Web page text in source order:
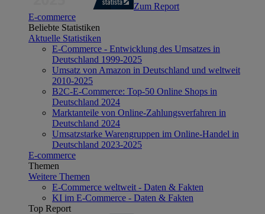
Zum Report
E-commerce
Beliebte Statistiken
Aktuelle Statistiken
E-Commerce - Entwicklung des Umsatzes in
Deutschland 1999-2025
Umsatz von Amazon in Deutschland und weltweit
2010-2025
B2C-E-Commerce: Top-50 Online Shops in
Deutschland 2024
Marktanteile von Online-Zahlungsverfahren in
Deutschland 2024
Umsatzstarke Warengruppen im Online-Handel in
Deutschland 2023-2025
E-commerce
Themen
Weitere Themen
E-Commerce weltweit - Daten & Fakten
KI im E-Commerce - Daten & Fakten
Top Report